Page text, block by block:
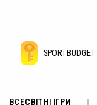
SPORTBUDGET
ВСЕСВІТНІ ІГРИ